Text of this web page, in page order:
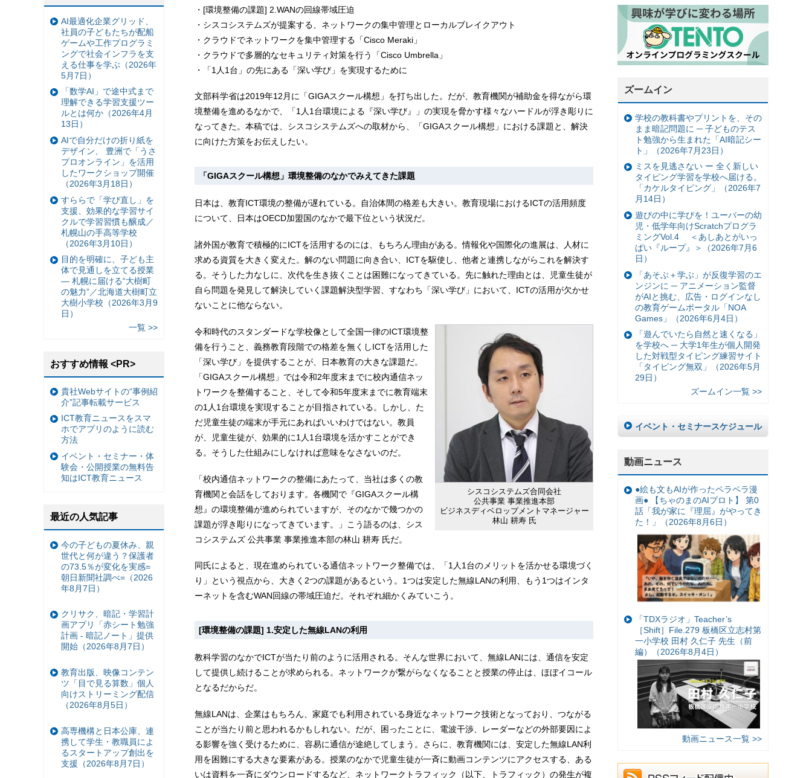
・[環境整備の課題] 2.WANの回線帯域圧迫
・シスコシステムズが提案する、ネットワークの集中管理とローカルブレイクアウト
・クラウドでネットワークを集中管理する「Cisco Meraki」
・クラウドで多層的なセキュリティ対策を行う「Cisco Umbrella」
・「1人1台」の先にある「深い学び」を実現するために
文部科学省は2019年12月に「GIGAスクール構想」を打ち出した。だが、教育機関が補助金を得ながら環
境整備を進めるなかで、「1人1台環境による『深い学び』」の実現を脅かす様々なハードルが浮き彫りに
なってきた。本稿では、シスコシステムズへの取材から、「GIGAスクール構想」における課題と、解決
に向けた方策をお伝えしたい。
「GIGAスクール構想」環境整備のなかでみえてきた課題
日本は、教育ICT環境の整備が遅れている。自治体間の格差も大きい。教育現場におけるICTの活用頻度
について、日本はOECD加盟国のなかで最下位という状況だ。
諸外国が教育で積極的にICTを活用するのには、もちろん理由がある。情報化や国際化の進展は、人材に
求める資質を大きく変えた。解のない問題に向き合い、ICTを駆使し、他者と連携しながらこれを解決す
る。そうした力なしに、次代を生き抜くことは困難になってきている。先に触れた理由とは、児童生徒が
自ら問題を発見して解決していく課題解決型学習、すなわち「深い学び」において、ICTの活用が欠かせ
ないことに他ならない。
シスコシステムズ合同会社
公共事業 事業推進本部
ビジネスディベロップメントマネージャー
林山 耕寿 氏
令和時代のスタンダードな学校像として全国一律のICT環境整
備を行うこと、義務教育段階での格差を無くしICTを活用した
「深い学び」を提供することが、日本教育の大きな課題だ。
「GIGAスクール構想」では令和2年度末までに校内通信ネッ
トワークを整備すること、そして令和5年度末までに教育端末
の1人1台環境を実現することが目指されている。しかし、た
だ児童生徒の端末が手元にあればいいわけではない。教員
が、児童生徒が、効果的に1人1台環境を活かすことができ
る。そうした仕組みにしなければ意味をなさないのだ。
「校内通信ネットワークの整備にあたって、当社は多くの教
育機関と会話をしております。各機関で『GIGAスクール構
想』の環境整備が進められていますが、そのなかで幾つかの
課題が浮き彫りになってきています。」こう語るのは、シス
コシステムズ 公共事業 事業推進本部の林山 耕寿 氏だ。
同氏によると、現在進められている通信ネットワーク整備では、「1人1台のメリットを活かせる環境づく
り」という視点から、大きく2つの課題があるという。1つは安定した無線LANの利用、もう1つはインタ
ーネットを含むWAN回線の帯域圧迫だ。それぞれ細かくみていこう。
[環境整備の課題] 1.安定した無線LANの利用
教科学習のなかでICTが当たり前のように活用される。そんな世界において、無線LANには、通信を安定
して提供し続けることが求められる。ネットワークが繋がらなくなることと授業の停止は、ほぼイコール
となるだからだ。
無線LANは、企業はもちろん、家庭でも利用されている身近なネットワーク技術となっており、つながる
ことが当たり前と思われるかもしれない。だが、困ったことに、電波干渉、レーダーなどの外部要因によ
る影響を強く受けるために、容易に通信が途絶してしまう。さらに、教育機関には、安定した無線LAN利
用を困難にする大きな要素がある。授業のなかで児童生徒が一斉に動画コンテンツにアクセスする、ある
いは資料を一斉にダウンロードするなど、ネットワークトラフィック（以下、トラフィック）の発生が複
ズームイン
学校の教科書やプリントを、その
まま暗記問題に ─ 子どものテス
ト勉強から生まれた「AI暗記シー
ト」（2026年7月23日）
ミスを見逃さない ー 全く新しい
タイピング学習を学校へ届ける。
「カケルタイピング」（2026年7
月14日）
遊びの中に学びを！ユーバーの幼
児・低学年向けScratchプログラ
ミングVol.4 ＜あしあとがいっ
ぱい『ループ』＞（2026年7月6
日）
「あそぶ＋学ぶ」が反復学習のエ
ンジンに ─ アニメーション監督
がAIと挑む、広告・ログインなし
の教育ゲームポータル「NOA
Games」（2026年6月4日）
「遊んでいたら自然と速くなる」
を学校へ ─ 大学1年生が個人開発
した対戦型タイピング練習サイト
「タイピング無双」（2026年5月
29日）
ズームイン一覧 >>
イベント・セミナースケジュール
動画ニュース
●絵も文もAIが作ったペラペラ漫
画● 【ちゃのまのAIプロト】 第0
話「我が家に『理屈』がやってき
た！」（2026年8月6日）
「TDXラジオ」Teacher’s
［Shift］File.279 板橋区立志村第
一小学校 田村 久仁子 先生（前
編）（2026年8月4日）
動画ニュース一覧 >>
AI最適化企業グリッド、
社員の子どもたちが配船
ゲームや工作プログラミ
ングで社会インフラを支
える仕事を学ぶ（2026年
5月7日）
「数学AI」で途中式まで
理解できる学習支援ツー
ルとは何か（2026年4月
13日）
AIで自分だけの折り紙を
デザイン、 豊洲で「うさ
プロオンライン」を活用
したワークショップ開催
（2026年3月18日）
すららで「学び直し」を
支援、効果的な学習サイ
クルで学習習慣も醸成／
札幌山の手高等学校
（2026年3月10日）
目的を明確に、子ども主
体で見通しを立てる授業
— 札幌に届ける“大樹町
の魅力”／北海道大樹町立
大樹小学校（2026年3月9
日）
一覧 >>
おすすめ情報 <PR>
貴社Webサイトの“事例紹
介”記事転載サービス
ICT教育ニュースをスマ
ホでアプリのように読む
方法
イベント・セミナー・体
験会・公開授業の無料告
知はICT教育ニュース
最近の人気記事
今の子どもの夏休み、親
世代と何が違う？保護者
の73.5％が変化を実感=
朝日新聞社調べ=（2026
年8月7日）
クリサク、暗記・学習計
画アプリ「赤シート勉強
計画 - 暗記ノート」提供
開始（2026年8月7日）
教育出版、映像コンテン
ツ「目で見る算数」個人
向けストリーミング配信
（2026年8月5日）
高専機構と日本公庫、連
携して学生・教職員によ
るスタートアップ創出を
支援（2026年8月7日）